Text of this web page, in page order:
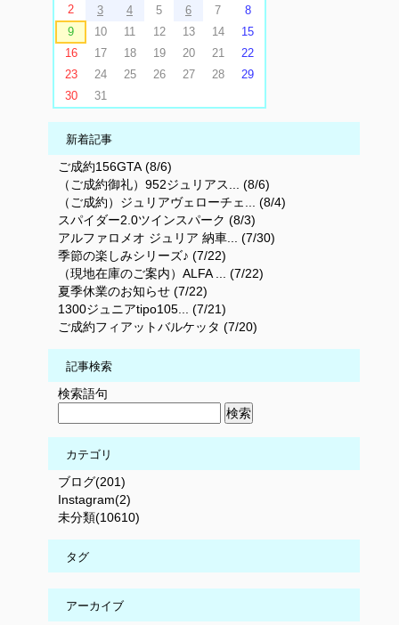
2
3 4 5 6 7
8
9
10 11 12 13 14
15
16
17 18 19 20 21
22
23
24 25 26 27 28
29
30
31
新着記事
ご成約156GTA (8/6)
（ご成約御礼）952ジュリアス... (8/6)
（ご成約）ジュリアヴェローチェ... (8/4)
スパイダー2.0ツインスパーク (8/3)
アルファロメオ ジュリア 納車... (7/30)
季節の楽しみシリーズ♪ (7/22)
（現地在庫のご案内）ALFA ... (7/22)
夏季休業のお知らせ (7/22)
1300ジュニアtipo105... (7/21)
ご成約フィアットバルケッタ (7/20)
記事検索
検索語句
カテゴリ
ブログ(201)
Instagram(2)
未分類(10610)
タグ
アーカイブ